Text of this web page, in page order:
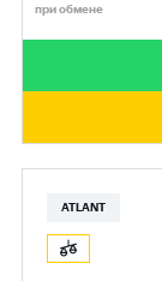
при обмене
ATLANT